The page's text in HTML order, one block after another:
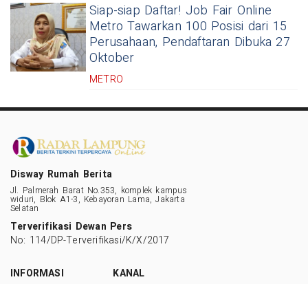
Siap-siap Daftar! Job Fair Online
Metro Tawarkan 100 Posisi dari 15
Perusahaan, Pendaftaran Dibuka 27
Oktober
METRO
Disway Rumah Berita
Jl. Palmerah Barat No.353, komplek kampus
widuri, Blok A1-3, Kebayoran Lama, Jakarta
Selatan
Terverifikasi Dewan Pers
No: 114/DP-Terverifikasi/K/X/2017
INFORMASI
KANAL